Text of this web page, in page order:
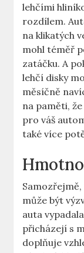
lehčími
rozdílem.
na klikatých
mohl téměř
‌zatáčku. ‍A
lehčí disky
⁤měsíčně⁢
na ⁢paměti,
⁣pro váš
také⁤ více
může být
⁤auta
přicházejí‌ s
doplňuje